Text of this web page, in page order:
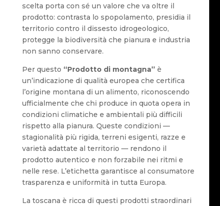
scelta porta con sé un valore che va oltre il
prodotto: contrasta lo spopolamento, presidia il
territorio contro il dissesto idrogeologico,
protegge la biodiversità che pianura e industria
non sanno conservare.
Per questo “Prodotto di montagna” è
un’indicazione di qualità europea che certifica
l’origine montana di un alimento, riconoscendo
ufficialmente che chi produce in quota opera in
condizioni climatiche e ambientali più difficili
rispetto alla pianura. Queste condizioni —
stagionalità più rigida, terreni esigenti, razze e
varietà adattate al territorio — rendono il
prodotto autentico e non forzabile nei ritmi e
nelle rese. L’etichetta garantisce al consumatore
trasparenza e uniformità in tutta Europa.
La toscana è ricca di questi prodotti straordinari